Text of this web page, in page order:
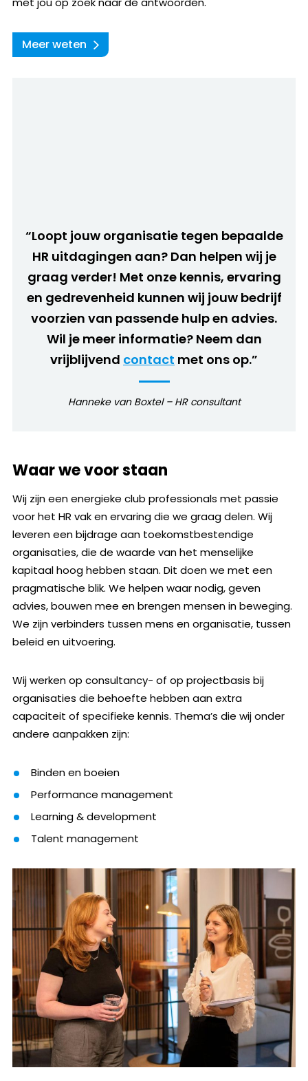
Meer weten
“Loopt jouw organisatie tegen bepaalde
HR uitdagingen aan? Dan helpen wij je
graag verder! Met onze kennis, ervaring
en gedrevenheid kunnen wij jouw bedrijf
voorzien van passende hulp en advies.
Wil je meer informatie? Neem dan
vrijblijvend contact met ons op.”
Hanneke van Boxtel – HR consultant
Waar we voor staan
Wij zijn een energieke club professionals met passie
voor het HR vak en ervaring die we graag delen. Wij
leveren een bijdrage aan toekomstbestendige
organisaties, die de waarde van het menselijke
kapitaal hoog hebben staan. Dit doen we met een
pragmatische blik. We helpen waar nodig, geven
advies, bouwen mee en brengen mensen in beweging.
We zijn verbinders tussen mens en organisatie, tussen
beleid en uitvoering.
Wij werken op consultancy- of op projectbasis bij
organisaties die behoefte hebben aan extra
capaciteit of specifieke kennis. Thema’s die wij onder
andere aanpakken zijn:
Binden en boeien
Performance management
Learning & development
Talent management